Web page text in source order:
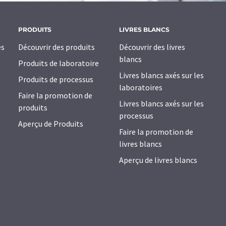
PRODUITS
Découvrir des produits
Produits de laboratoire
Produits de processus
Faire la promotion de
produits
Aperçu de Produits
LIVRES BLANCS
Découvrir des livres
blancs
Livres blancs axés sur les
laboratoires
Livres blancs axés sur les
processus
Faire la promotion de
livres blancs
Aperçu de livres blancs